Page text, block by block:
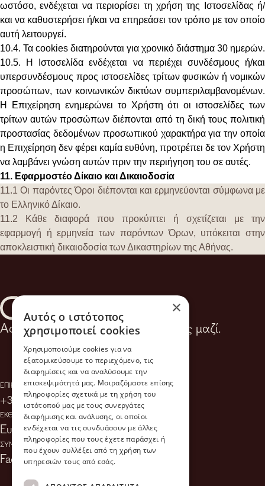
ωστόσο, ενδέχεται να περιορίσει τη χρήση της Ιστοσελίδας ή/
και να καθυστερήσει ή/και να επηρεάσει τον τρόπο με τον οποίο
αυτή λειτουργεί.
10.4. Τα cookies διατηρούνται για χρονικό διάστημα 30 ημερών.
10.5. Η Ιστοσελίδα ενδέχεται να περιέχει συνδέσμους ή/και
υπερσυνδέσμους προς ιστοσελίδες τρίτων φυσικών ή νομικών
προσώπων, των κοινωνικών δικτύων συμπεριλαμβανομένων.
Η Επιχείρηση ενημερώνει το Χρήστη ότι οι ιστοσελίδες των
τρίτων αυτών προσώπων διέπονται από τη δική τους πολιτική
προστασίας δεδομένων προσωπικού χαρακτήρα για την οποία
η Επιχείρηση δεν φέρει καμία ευθύνη, προτρέπει δε τον Χρήστη
να λαμβάνει γνώση αυτών πριν την περιήγηση του σε αυτές.
11. Εφαρμοστέο Δίκαιο και Δικαιοδοσία
11.1 Οι παρόντες Όροι διέπονται και ερμηνεύονται σύμφωνα με
το Ελληνικό Δίκαιο.
11.2 Κάθε διαφορά που προκύπτει ή σχετίζεται με την
εφαρμογή ή ερμηνεία των παρόντων Όρων, υπόκειται στην
αποκλειστική δικαιοδοσία των Δικαστηρίων της Αθήνας.
Ας μεταμορφώσουμε τον χώρο σας μαζί.
ΕΠΙΚΟΙΝΩΝΙΑ
+30 210 942 5955info@dkd.gr
ΕΚΘΕΣΙΑΚΟΣ ΧΩΡΟΣ
Ευτυχίας 1, Μοσχάτο 18344
ΣΥΝΔΕΘΕΙΤΕ
FacebookInstagramTikTok
×
Αυτός ο ιστότοπος
χρησιμοποιεί cookies
Χρησιμοποιούμε cookies για να
εξατομικεύσουμε το περιεχόμενο, τις
διαφημίσεις και να αναλύσουμε την
επισκεψιμότητά μας. Μοιραζόμαστε επίσης
πληροφορίες σχετικά με τη χρήση του
ιστότοπού μας με τους συνεργάτες
διαφήμισης και ανάλυσης, οι οποίοι
ενδέχεται να τις συνδυάσουν με άλλες
πληροφορίες που τους έχετε παράσχει ή
που έχουν συλλέξει από τη χρήση των
υπηρεσιών τους από εσάς.